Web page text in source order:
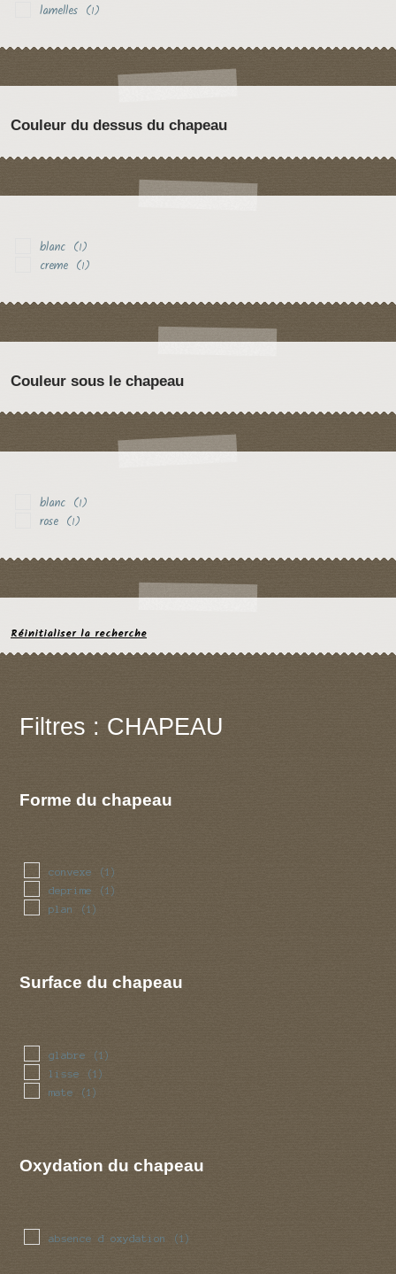
lamelles (1)
Couleur du dessus du chapeau
blanc (1)
creme (1)
Couleur sous le chapeau
blanc (1)
rose (1)
Réinitialiser la recherche
Filtres : CHAPEAU
Forme du chapeau
convexe (1)
deprime (1)
plan (1)
Surface du chapeau
glabre (1)
lisse (1)
mate (1)
Oxydation du chapeau
absence d oxydation (1)